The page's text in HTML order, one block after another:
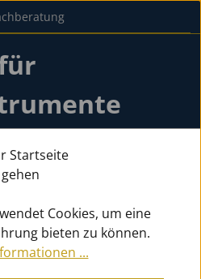
Cookies, um eine
bieten zu können.
...